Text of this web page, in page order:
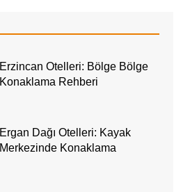
Erzincan Otelleri: Bölge Bölge
Konaklama Rehberi
Ergan Dağı Otelleri: Kayak
Merkezinde Konaklama